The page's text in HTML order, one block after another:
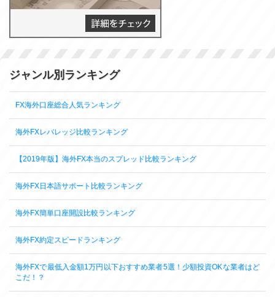
ジャンル別ランキング
FX海外口座総合人気ランキング
海外FXレバレッジ比較ランキング
【2019年版】海外FX本当のスプレッド比較ランキング
海外FX日本語サポート比較ランキング
海外FX簡単口座開設比較ランキング
海外FX約定スピードランキング
海外FXで最低入金額1万円以下おすすめ業者5選！少額投資OKな業者はど
こだ！？